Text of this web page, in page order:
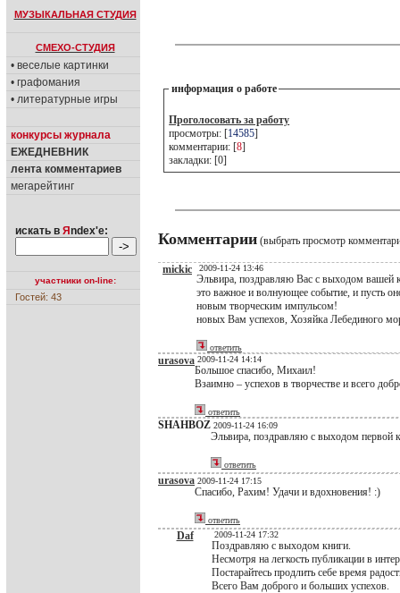
МУЗЫКАЛЬНАЯ СТУДИЯ
СМЕХО-СТУДИЯ
• веселые картинки
• графомания
• литературные игры
конкурсы журнала
ЕЖЕДНЕВНИК
лента комментариев
мегарейтинг
искать в Я ndex'е:
участники on-line:
Гостей: 43
информация о работе
Проголосовать за работу
просмотры: [14585]
комментарии: [8]
закладки: [0]
Комментарии (выбрать просмотр
mickic 2009-11-24 13:46
Эльвира, поздравляю Вас с выходом вашей
это важное и волнующее событие, и пусть
новым творческим импульсом!
новых Вам успехов, Хозяйка Лебединого
ответить
urasova 2009-11-24 14:14
Большое спасибо, Михаил!
Взаимно – успехов в творчестве и всего
ответить
SHAHBOZ 2009-11-24 16:09
Эльвира, поздравляю с выходом первой
ответить
urasova 2009-11-24 17:15
Спасибо, Рахим! Удачи и вдохновения! :)
ответить
Daf 2009-11-24 17:32
Поздравляю с выходом книги.
Несмотря на легкость публикации в
Постарайтесь продлить себе время
Всего Вам доброго и больших успехов.